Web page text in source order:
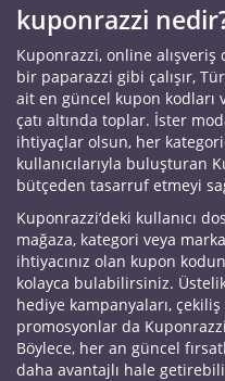
kuponrazzi
Kuponrazzi, online alışveriş
bir paparazzi gibi çalışır,
ait en güncel kupon kodları
çatı altında toplar. İster
ihtiyaçlar olsun, her
kullanıcılarıyla buluşturan
bütçeden tasarruf etmeyi
Kuponrazzi’deki kullanıcı
mağaza, kategori veya
ihtiyacınız olan kupon
kolayca bulabilirsiniz.
hediye kampanyaları,
promosyonlar da
Böylece, her an güncel
daha avantajlı hale